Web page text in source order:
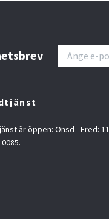
är öppen: Onsd - Fred: